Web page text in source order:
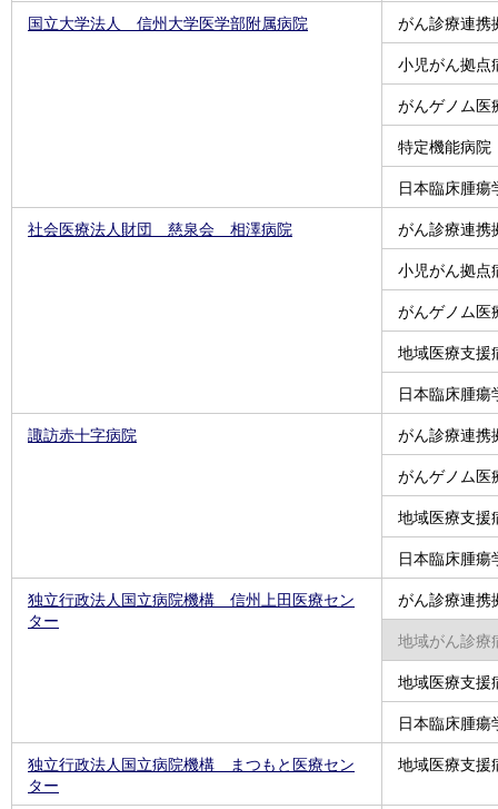
国立大学法人 信州大学医学部附属病院 がん診療連携
小児がん拠点
がんゲノム医
特定機能病院
日本臨床腫瘍
社会医療法人財団 慈泉会 相澤病院 がん診療連携
小児がん拠点
がんゲノム医
地域医療支援
日本臨床腫瘍
諏訪赤十字病院 がん診療連携
がんゲノム医
地域医療支援
日本臨床腫瘍
独立行政法人国立病院機構 信州上田医療セン
ター
がん診療連携
地域がん診療
地域医療支援
日本臨床腫瘍
独立行政法人国立病院機構 まつもと医療セン
ター
地域医療支援